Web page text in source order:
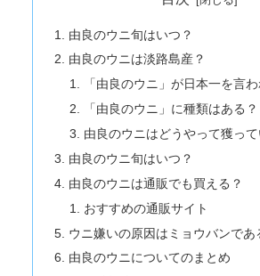
由良のウニ旬はいつ？
由良のウニは淡路島産？
「由良のウニ」が日本一を言
「由良のウニ」に種類はある？
由良のウニはどうやって獲って
由良のウニ旬はいつ？
由良のウニは通販でも買える？
おすすめの通販サイト
ウニ嫌いの原因はミョウバンであ
由良のウニについてのまとめ